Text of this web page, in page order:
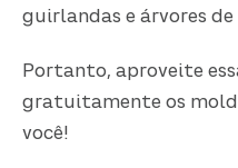
guirlandas e árvores
Portanto, aproveite
gratuitamente os
você!